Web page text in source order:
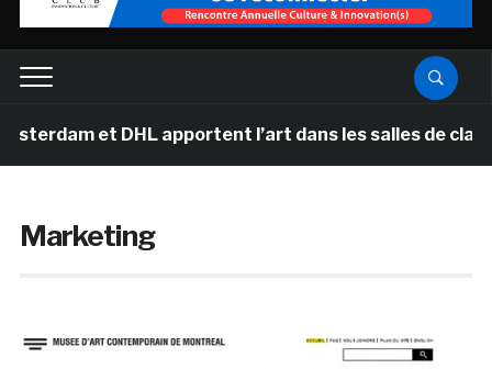
et DHL apportent l’art dans les salles de classe des
Marketing